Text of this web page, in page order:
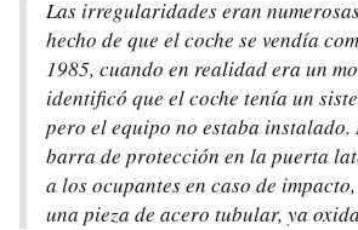
Las irregularidades eran
hecho de que el coche se vendía
1985, cuando en realidad era un
identificó que el coche tenía un
pero el equipo no estaba instalado.
barra de protección en la puerta
a los ocupantes en caso de
una pieza de acero tubular, ya